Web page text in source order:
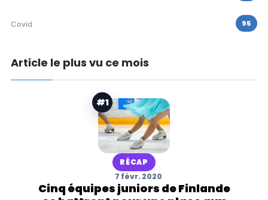
Covid 95
Article le plus vu ce mois
#1
RÉCAP
7 févr. 2020
Cinq équipes juniors de Finlande